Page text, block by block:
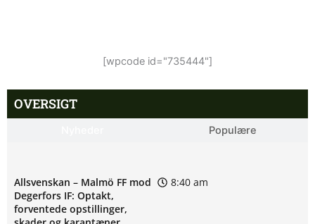
[wpcode id="735444"]
OVERSIGT
Populære
Allsvenskan – Malmö FF mod
Degerfors IF: Optakt,
forventede opstillinger,
8:40 am